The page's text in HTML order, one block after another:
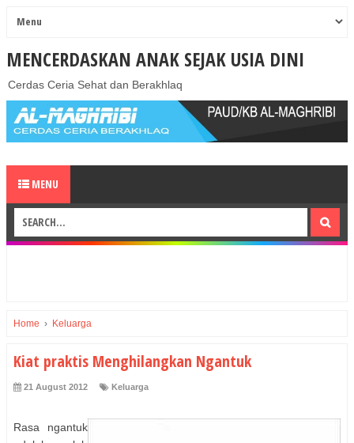
MENCERDASKAN ANAK SEJAK USIA DINI
Cerdas Ceria Sehat dan Berakhlaq
MENU
Home › Keluarga
Kiat praktis Menghilangkan Ngantuk
21 August 2012 Keluarga
Rasa ngantuk